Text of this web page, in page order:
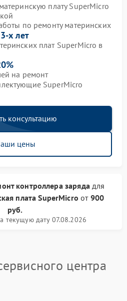
плату SuperMicro
по ремонту материнских
х лет
плат SuperMicro в
на ремонт
SuperMicro
консультацию
цены
контроллера заряда для
плата SuperMicro от 900
руб.
текущую дату 07.08.2026
центра